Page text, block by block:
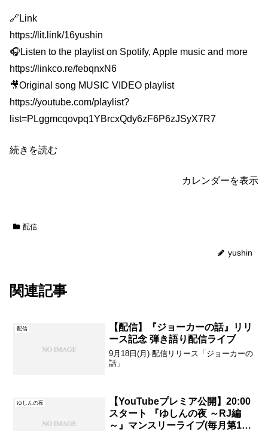
🔗Link
https://lit.link/16yushin
🎧Listen to the playlist on Spotify, Apple music and more
https://linkco.re/febqnxN6
🎥Original song MUSIC VIDEO playlist
https://youtube.com/playlist?
list=PLggmcqovpq1YBrcxQdy6zF6P6zJSyX7R7
続きを読む
カレンダーを表示
配信
yushin
関連記事
配信
【配信】『ジョーカーの話』リリ
ース記念 弾き語り配信ライブ
9月18日(月) 配信リリース「ジョーカーの
話」
ゆしんの夜
【YouTubeプレミア公開】20:00
スタート 『ゆしんの夜 ～RJ編
～』マンスリーライブ(毎月第1木